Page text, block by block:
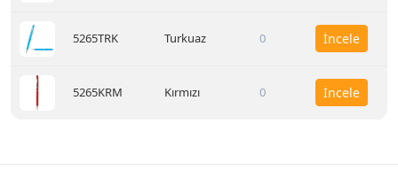
5265TRK Turkuaz 0 İncele
5265KRM Kırmızı 0 İncele